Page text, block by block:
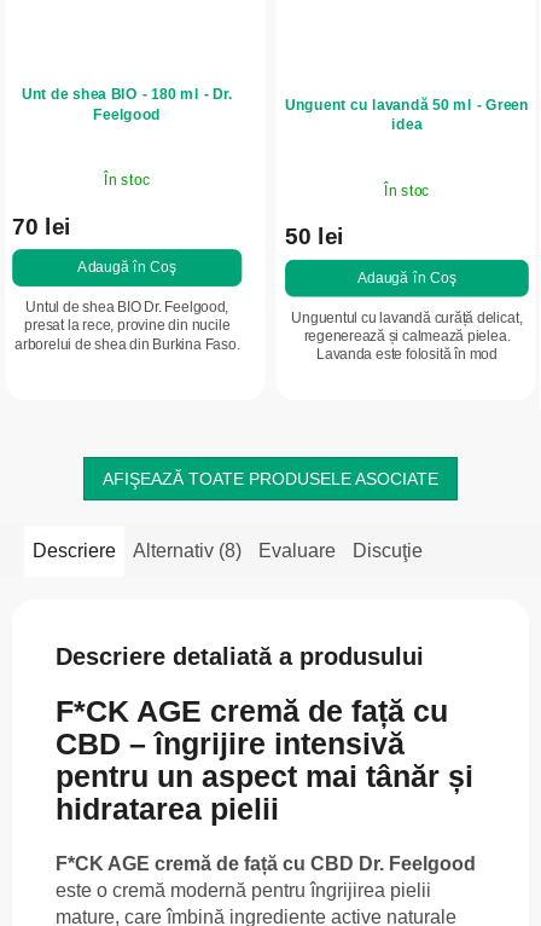
Unt de shea BIO - 180 ml - Dr.
Feelgood
În stoc
70 lei
Adaugă în Coş
Untul de shea BIO Dr. Feelgood,
presat la rece, provine din nucile
arborelui de shea din Burkina Faso.
Unguent cu lavandă 50 ml - Green
idea
În stoc
50 lei
Adaugă în Coş
Unguentul cu lavandă curăță delicat,
regenerează și calmează pielea.
Lavanda este folosită în mod
AFIŞEAZĂ TOATE PRODUSELE ASOCIATE
Descriere Alternativ (8) Evaluare Discuţie
Descriere detaliată a produsului
F*CK AGE cremă de față cu
CBD – îngrijire intensivă
pentru un aspect mai tânăr și
hidratarea pielii
F*CK AGE cremă de față cu CBD Dr. Feelgood
este o cremă modernă pentru îngrijirea pielii
mature, care îmbină ingrediente active naturale